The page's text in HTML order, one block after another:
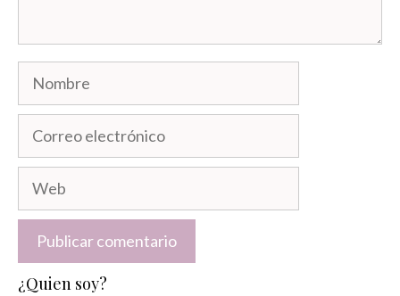
Nombre
Correo
electrónico
Web
¿Quien soy?